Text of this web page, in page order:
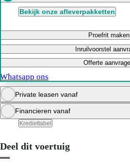
Bekijk onze afleverpakketten
Proefrit maken
Inruilvoorstel
Offerte
Whatsapp ons
Private leasen vanaf
Bereken private lease
Financieren vanaf
Krediettabel
Deel dit voertuig